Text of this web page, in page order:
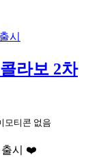
라보 2차
모티콘 없음
출시 ❤️